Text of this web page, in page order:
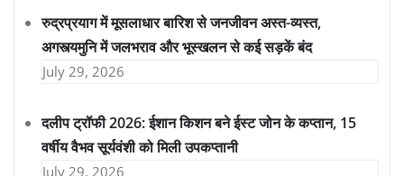
रुद्रप्रयाग में मूसलाधार बारिश से जनजीवन अस्त-व्यस्त,
अगस्त्यमुनि में जलभराव और भूस्खलन से कई सड़कें बंद
July 29, 2026
दलीप ट्रॉफी 2026: ईशान किशन बने ईस्ट जोन के कप्तान, 15
वर्षीय वैभव सूर्यवंशी को मिली उपकप्तानी
July 29, 2026